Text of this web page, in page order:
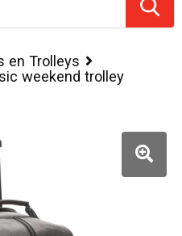
en Trolleys
weekend trolley